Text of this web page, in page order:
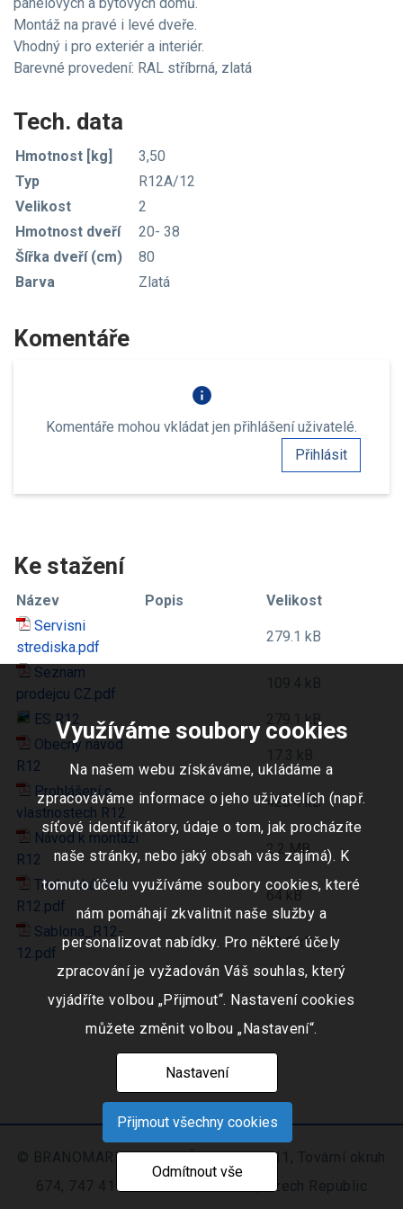
Montáž na pravé i levé dveře.
Vhodný i pro exteriér a interiér.
Barevné provedení: RAL stříbrná, zlatá
Tech. data
Hmotnost [kg]
3,50
Typ
R12A/12
Velikost
2
Hmotnost dveří
20- 38
Šířka dveří (cm)
80
Barva
Zlatá
Komentáře
info
Komentáře mohou vkládat jen přihlášení uživatelé.
Přihlásit
Ke stažení
Název Popis
Velikost
Servisni
strediska.pdf
279.1 kB
Seznam
prodejcu CZ.pdf
109.4 kB
ES R12
279.1 kB
Obecný návod
R12
17.3 kB
Prohlášení o
vlastnostech R12
428.4 kB
Návod k montáži
R12
2.2 MB
Technická data
R12.pdf
64 kB
Sablona_R12-
12.pdf
52.6 kB
© BRANOMARKET s.r.o., IČO: 253 51 311, Tovární okruh
674, 747 41 Hradec nad Moravicí, Czech Republic
Využíváme soubory cookies
Na našem webu získáváme, ukládáme a
zpracováváme informace o jeho uživatelích (např.
síťové identifikátory, údaje o tom, jak procházíte
naše stránky, nebo jaký obsah vás zajímá). K
tomuto účelu využíváme soubory cookies, které
nám pomáhají zkvalitnit naše služby a
personalizovat nabídky. Pro některé účely
zpracování je vyžadován Váš souhlas, který
vyjádříte volbou „Přijmout“. Nastavení cookies
můžete změnit volbou „Nastavení“.
Nastavení
Přijmout všechny cookies
Odmítnout vše